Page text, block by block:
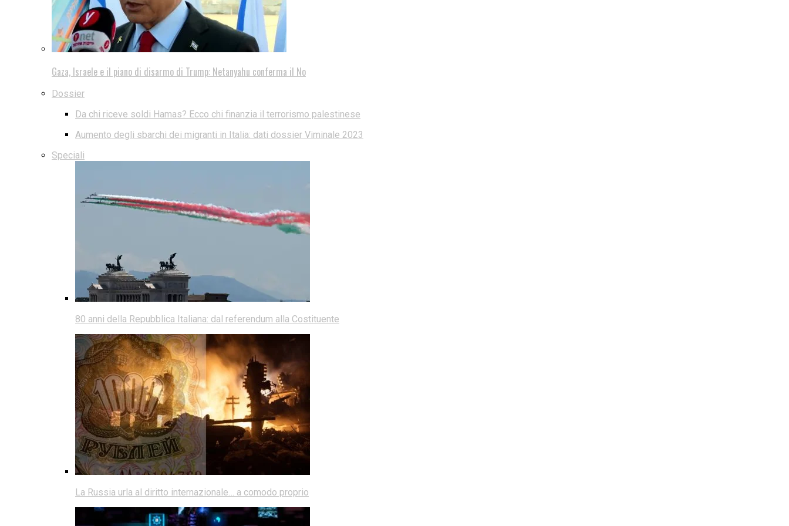
Gaza, Israele e il piano di disarmo di Trump: Netanyahu conferma il No
Dossier
Da chi riceve soldi Hamas? Ecco chi finanzia il terrorismo palestinese
Aumento degli sbarchi dei migranti in Italia: dati dossier Viminale 2023
Speciali
80 anni della Repubblica Italiana: dal referendum alla Costituente
La Russia urla al diritto internazionale… a comodo proprio